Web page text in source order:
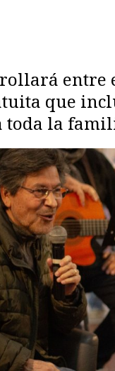
entre
que
toda la